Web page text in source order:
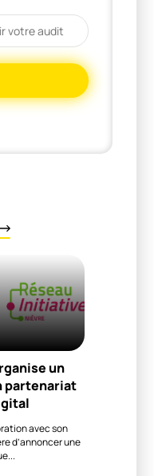
un
partenariat
avec son
d’annoncer une